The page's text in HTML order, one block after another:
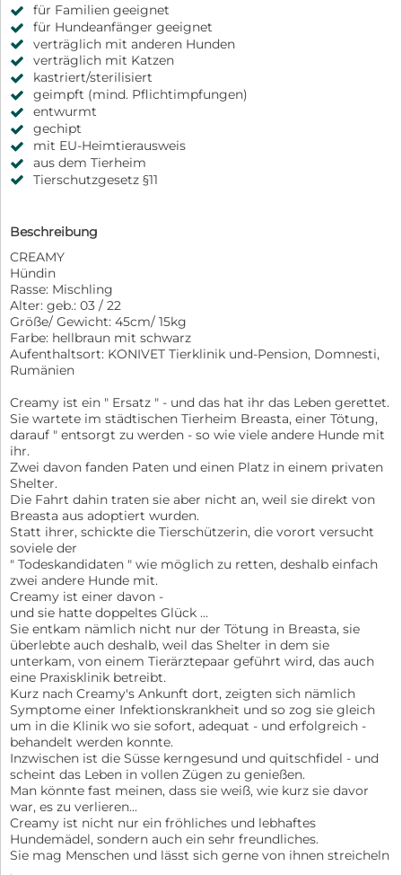
für Familien geeignet
für Hundeanfänger geeignet
verträglich mit anderen Hunden
verträglich mit Katzen
kastriert/sterilisiert
geimpft (mind. Pflichtimpfungen)
entwurmt
gechipt
mit EU-Heimtierausweis
aus dem Tierheim
Tierschutzgesetz §11
Beschreibung
CREAMY
Hündin
Rasse: Mischling
Alter: geb.: 03 / 22
Größe/ Gewicht: 45cm/ 15kg
Farbe: hellbraun mit schwarz
Aufenthaltsort: KONIVET Tierklinik und-Pension, Domnesti,
Rumänien
Creamy ist ein " Ersatz " - und das hat ihr das Leben gerettet.
Sie wartete im städtischen Tierheim Breasta, einer Tötung,
darauf " entsorgt zu werden - so wie viele andere Hunde mit
ihr.
Zwei davon fanden Paten und einen Platz in einem privaten
Shelter.
Die Fahrt dahin traten sie aber nicht an, weil sie direkt von
Breasta aus adoptiert wurden.
Statt ihrer, schickte die Tierschützerin, die vorort versucht
soviele der
" Todeskandidaten " wie möglich zu retten, deshalb einfach
zwei andere Hunde mit.
Creamy ist einer davon -
und sie hatte doppeltes Glück ...
Sie entkam nämlich nicht nur der Tötung in Breasta, sie
überlebte auch deshalb, weil das Shelter in dem sie
unterkam, von einem Tierärztepaar geführt wird, das auch
eine Praxisklinik betreibt.
Kurz nach Creamy's Ankunft dort, zeigten sich nämlich
Symptome einer Infektionskrankheit und so zog sie gleich
um in die Klinik wo sie sofort, adequat - und erfolgreich -
behandelt werden konnte.
Inzwischen ist die Süsse kerngesund und quitschfidel - und
scheint das Leben in vollen Zügen zu genießen.
Man könnte fast meinen, dass sie weiß, wie kurz sie davor
war, es zu verlieren...
Creamy ist nicht nur ein fröhliches und lebhaftes
Hundemädel, sondern auch ein sehr freundliches.
Sie mag Menschen und lässt sich gerne von ihnen streicheln